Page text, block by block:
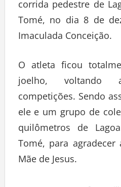
corrida pedestre de
Tomé, no dia 8 de
Imaculada Conceição.
O atleta ficou
joelho, voltando
competições. Sendo
ele e um grupo de
quilômetros de
Tomé, para
Mãe de Jesus.